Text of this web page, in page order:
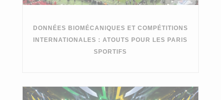
DONNÉES BIOMÉCANIQUES ET COMPÉTITIONS
INTERNATIONALES : ATOUTS POUR LES PARIS
SPORTIFS